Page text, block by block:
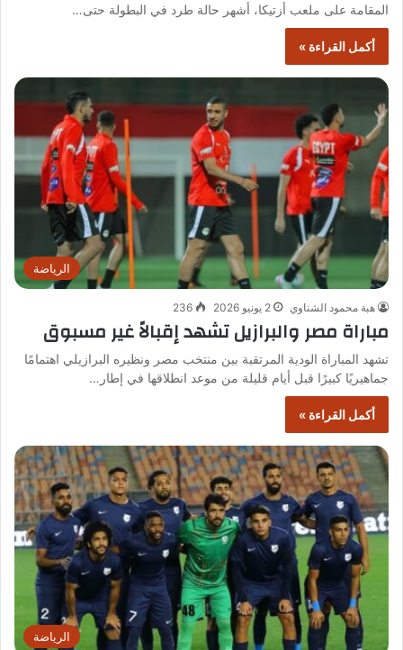
المقامة على ملعب أزتيكا، أشهر حالة طرد في البطولة حتى…
أكمل القراءة »
الرياضة
هبة محمود الشناوي 2 يونيو 2026 236
مباراة مصر والبرازيل تشهد إقبالاً غير مسبوق
تشهد المباراة الودية المرتقبة بين منتخب مصر ونظيره البرازيلي اهتمامًا
جماهيريًا كبيرًا قبل أيام قليلة من موعد انطلاقها في إطار…
أكمل القراءة »
الرياضة